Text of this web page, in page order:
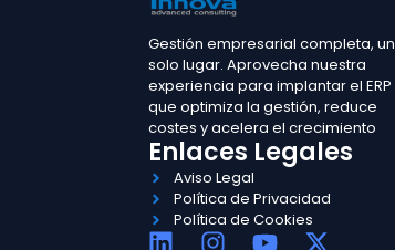
Gestión empresarial completa, un
solo lugar. Aprovecha nuestra
experiencia para implantar el ERP
que optimiza la gestión, reduce
costes y acelera el crecimiento
Enlaces Legales
Aviso Legal
Política de Privacidad
Política de Cookies
L I Y X